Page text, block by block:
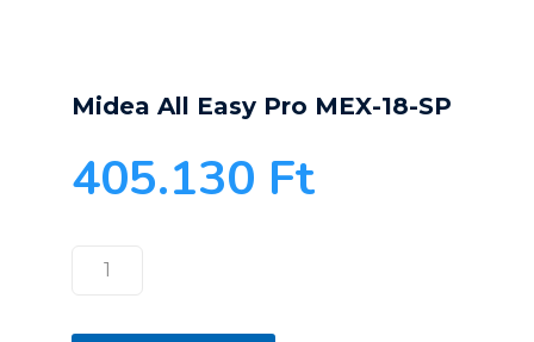
Midea All Easy Pro MEX-18-SP
405.130 Ft
Midea
Easy